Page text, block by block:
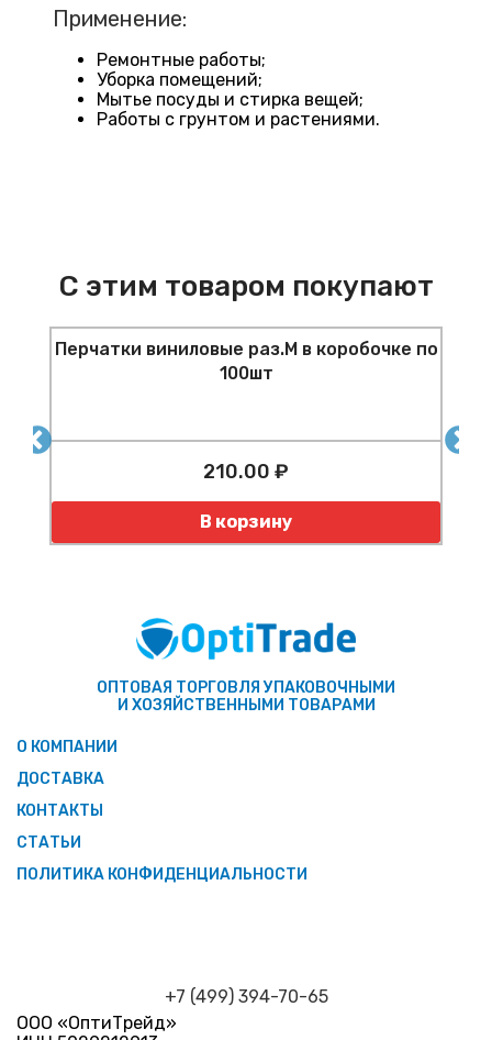
Применение:
Ремонтные работы;
Уборка помещений;
Мытье посуды и стирка вещей;
Работы с грунтом и растениями.
С этим товаром покупают
Перчатки виниловые раз.M в коробочке по
100шт
210.00 ₽
Количество
В корзину
ОПТОВАЯ ТОРГОВЛЯ УПАКОВОЧНЫМИ
И ХОЗЯЙСТВЕННЫМИ ТОВАРАМИ
О КОМПАНИИ
ДОСТАВКА
КОНТАКТЫ
СТАТЬИ
ПОЛИТИКА КОНФИДЕНЦИАЛЬНОСТИ
+7 (499) 394-70-65
ООО «ОптиТрейд»